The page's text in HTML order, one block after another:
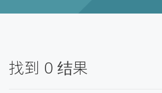
找到 0 结果